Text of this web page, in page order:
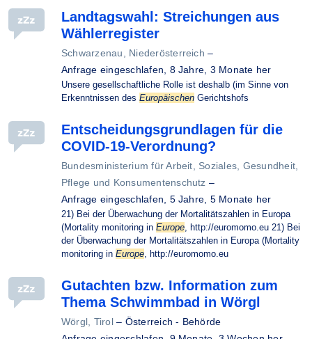
Landtagswahl: Streichungen aus
Wählerregister
Schwarzenau, Niederösterreich –
Anfrage eingeschlafen, 8 Jahre, 3 Monate her
Unsere gesellschaftliche Rolle ist deshalb (im Sinne von
Erkenntnissen des Europäischen Gerichtshofs
Entscheidungsgrundlagen für die
COVID-19-Verordnung?
Bundesministerium für Arbeit, Soziales, Gesundheit,
Pflege und Konsumentenschutz –
Anfrage eingeschlafen, 5 Jahre, 5 Monate her
21) Bei der Überwachung der Mortalitätszahlen in Europa
(Mortality monitoring in Europe, http://euromomo.eu 21) Bei
der Überwachung der Mortalitätszahlen in Europa (Mortality
monitoring in Europe, http://euromomo.eu
Gutachten bzw. Information zum
Thema Schwimmbad in Wörgl
Wörgl, Tirol– Österreich - Behörde